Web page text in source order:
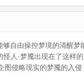
自由操控梦境的清醒
人·梦魇出现在了这
略现实的梦魇的入